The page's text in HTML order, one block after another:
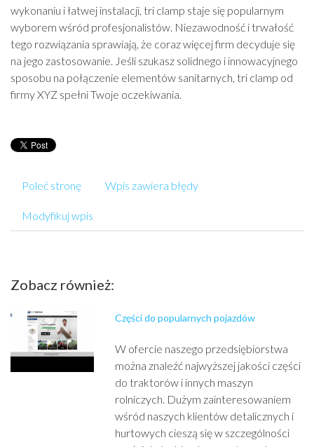
wykonaniu i łatwej instalacji, tri clamp staje się popularnym
wyborem wśród profesjonalistów. Niezawodność i trwałość
tego rozwiązania sprawiają, że coraz więcej firm decyduje się
na jego zastosowanie. Jeśli szukasz solidnego i innowacyjnego
sposobu na połączenie elementów sanitarnych, tri clamp od
firmy XYZ spełni Twoje oczekiwania.
Poleć stronę Wpis zawiera błędy
Modyfikuj wpis
Zobacz również:
Części do popularnych pojazdów
W ofercie naszego przedsiębiorstwa
można znaleźć najwyższej jakości części
do traktorów i innych maszyn
rolniczych. Dużym zainteresowaniem
wśród naszych klientów detalicznych i
hurtowych cieszą się w szczególności